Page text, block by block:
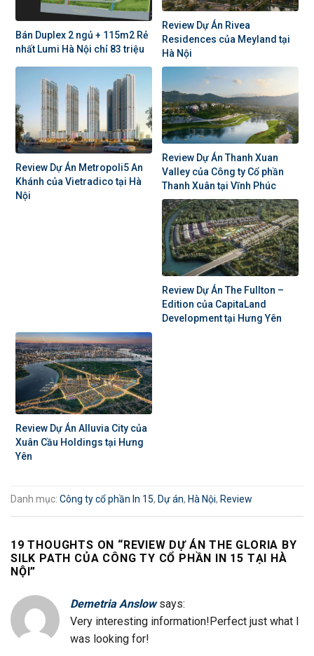
Bán Duplex 2 ngủ + 115m2 Rẻ
nhất Lumi Hà Nội chỉ 83 triệu
Review Dự Án Rivea
Residences của Meyland tại
Hà Nội
Review Dự Án Metropoli5 An
Khánh của Vietradico tại Hà
Nội
Review Dự Án Thanh Xuan
Valley của Công ty Cổ phần
Thanh Xuân tại Vĩnh Phúc
Review Dự Án The Fullton –
Edition của CapitaLand
Development tại Hưng Yên
Review Dự Án Alluvia City của
Xuân Cầu Holdings tại Hưng
Yên
Danh mục: Công ty cổ phần In 15, Dự án, Hà Nội, Review
19 THOUGHTS ON “ REVIEW DỰ ÁN THE GLORIA BY
SILK PATH CỦA CÔNG TY CỔ PHẦN IN 15 TẠI HÀ
NỘI”
Demetria Anslow says:
Very interesting information!Perfect just what I
was looking for!